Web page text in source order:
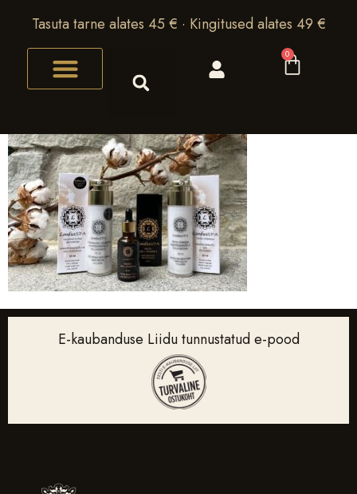
Tasuta tarne alates 45 € · Kingitused alates 49 €
0
E-kaubanduse Liidu tunnustatud e-pood